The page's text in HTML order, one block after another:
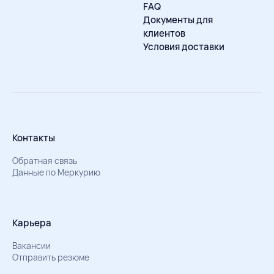
FAQ
Документы для
клиентов
Условия доставки
Контакты
Обратная связь
Данные по Меркурию
Карьера
Вакансии
Отправить резюме